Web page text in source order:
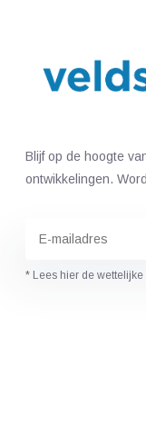
Blijf op de hoogte
ontwikkelingen.
* Lees hier de wettelijke